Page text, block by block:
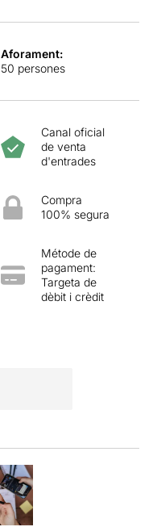
Aforament:
50 persones
Canal oficial
de venta
d'entrades
Compra
100% segura
Métode de
pagament:
Targeta de
dèbit i crèdit